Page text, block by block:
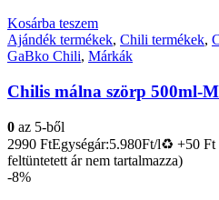
Kosárba teszem
Ajándék termékek, Chili termékek,
GaBko Chili, Márkák
Chilis málna szörp 500ml-
0 az 5-ből
2990 FtEgységár:5.980Ft/l♻️ +50 Ft
feltüntetett ár nem tartalmazza)
-8%